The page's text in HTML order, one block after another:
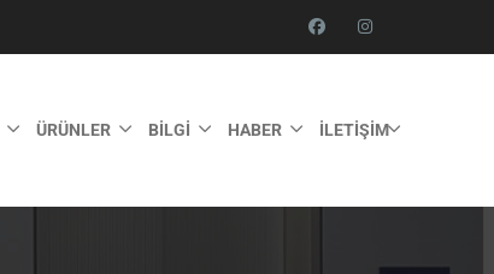
ÜRÜNLER BILGI HABER İLETIŞIM